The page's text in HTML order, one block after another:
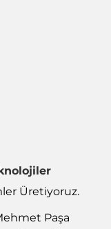
Üretiyoruz.
Paşa